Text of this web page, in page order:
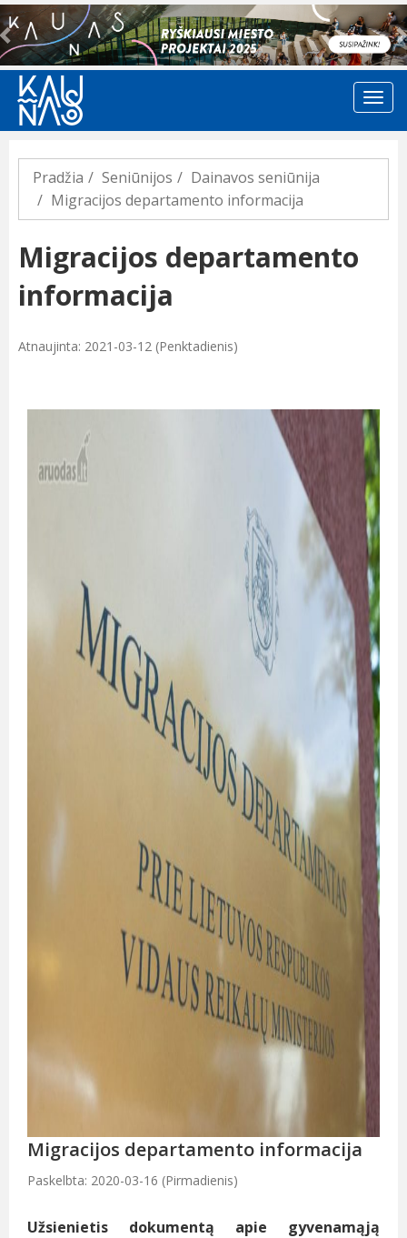
Previous
Pradžia Seniūnijos
Dainavos seniūnija
Migracijos departamento informacija
Migracijos departamento
informacija
Atnaujinta: 2021-03-12 (Penktadienis)
Migracijos departamento informacija
Paskelbta: 2020-03-16 (Pirmadienis)
Užsienietis dokumentą apie gyvenamąją